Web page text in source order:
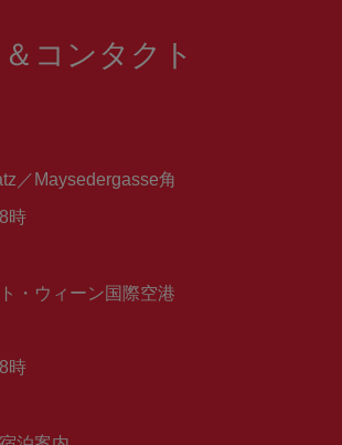
コンタクト
／Maysedergasse角
時
・ウィーン国際空港
時